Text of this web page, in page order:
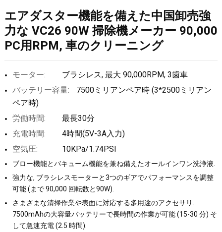
エアダスター機能を備えた中国卸売強
力な VC26 90W 掃除機メーカー 90,000
PC用RPM, 車のクリーニング
モーター:
ブラシレス, 最大 90,000RPM, 3歯車
バッテリー容量:
7500ミリアンペア時 (3*2500ミリアン
ペア時)
労働時間:
最長30分
充電時間:
4時間(5V-3A入力)
空気圧:
10KPa/1.74PSI
ブロー機能とバキューム機能を兼ね備えたオールインワン洗浄液.
強力な, ブラシレスモーターと3つのギアでパフォーマンスを調整
可能 (まで 90,000 回転数と90W).
さまざまな清掃作業や表面に対応する多用途のアクセサリ.
7500mAhの大容量バッテリーで長時間の作業が可能 (15-30 分) そ
して急速充電 (2.5 時間).